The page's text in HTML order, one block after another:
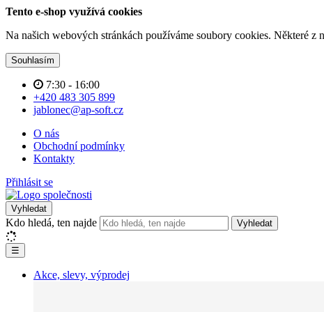
Tento e-shop využívá cookies
Na našich webových stránkách používáme soubory cookies. Některé
Souhlasím
7:30 - 16:00
+420 483 305 899
jablonec@ap-soft.cz
O nás
Obchodní podmínky
Kontakty
Přihlásit se
Vyhledat
Kdo hledá, ten najde Vyhledat
☰
Akce, slevy, výprodej